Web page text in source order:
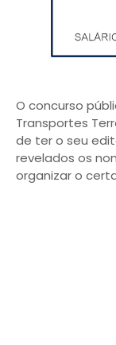
O concurso
Transportes
de ter o seu
revelados os
organizar o